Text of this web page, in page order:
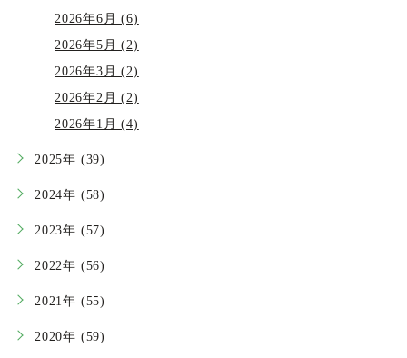
2026年6月 (6)
2026年5月 (2)
2026年3月 (2)
2026年2月 (2)
2026年1月 (4)
2025年 (39)
2024年 (58)
2023年 (57)
2022年 (56)
2021年 (55)
2020年 (59)